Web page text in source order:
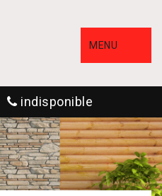
MENU
indisponible